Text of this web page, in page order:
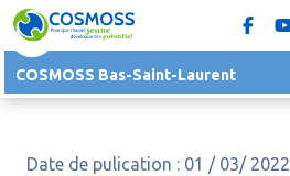
COSMOSS Bas-Saint-Laurent
Date de pulication : 01 / 03/ 2022